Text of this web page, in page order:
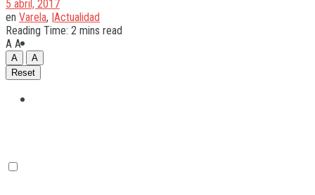
5 abril, 2017
en Varela, |Actualidad
Reading Time: 2 mins read
A A
A
A
Reset